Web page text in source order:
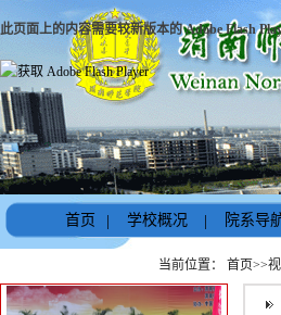
此页面上的内容需要较新版本的 Adobe Flash
首页 | 学校概况 | 院系导
当前位置： 首页>>